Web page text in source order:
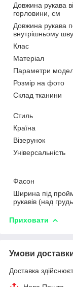
Довжина рукава
горловини, см
Довжина рукава
внутрішньому
Клас
Матеріал
Параметри
Розмір на фото
Склад тканини
Стиль
Країна
Візерунок
Універсальність
Фасон
Ширина під
рукавів (над
Приховати
Умови
Доставка